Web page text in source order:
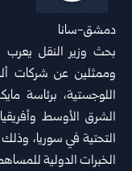
دمشق-سانا
بحث وزير النقل يعرب
وممثلين عن شركات
الشرق الأوسط
التحتية في سوريا،
الخبرات الدولية